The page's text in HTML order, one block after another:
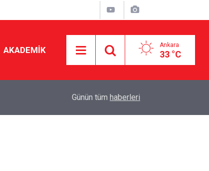
AKADEMİK Ankara
33 °C
Seçmeli ders düzenlemesi yargıya taşındı!
Günün tüm haberleri